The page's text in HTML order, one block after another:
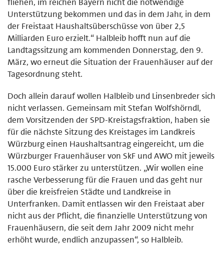
Unterstützung bekommen und das in dem Jahr, in dem
der Freistaat Haushaltsüberschüsse von über 2,5
Milliarden Euro erzielt.“ Halbleib hofft nun auf die
Landtagssitzung am kommenden Donnerstag, den 9.
März, wo erneut die Situation der Frauenhäuser auf der
Tagesordnung steht.
Doch allein darauf wollen Halbleib und Linsenbreder sich
nicht verlassen. Gemeinsam mit Stefan Wolfshörndl,
dem Vorsitzenden der SPD-Kreistagsfraktion, haben sie
für die nächste Sitzung des Kreistages im Landkreis
Würzburg einen Haushaltsantrag eingereicht, um die
Würzburger Frauenhäuser von SkF und AWO mit jeweils
15.000 Euro stärker zu unterstützen. „Wir wollen eine
rasche Verbesserung für die Frauen und das geht nur
über die kreisfreien Städte und Landkreise in
Unterfranken. Damit entlassen wir den Freistaat aber
nicht aus der Pflicht, die finanzielle Unterstützung von
Frauenhäusern, die seit dem Jahr 2009 nicht mehr
erhöht wurde, endlich anzupassen“, so Halbleib.